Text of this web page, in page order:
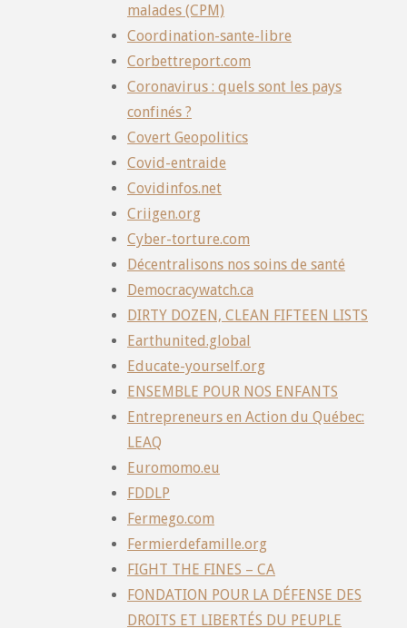
malades (CPM)
Coordination-sante-libre
Corbettreport.com
Coronavirus : quels sont les pays
confinés ?
Covert Geopolitics
Covid-entraide
Covidinfos.net
Criigen.org
Cyber-torture.com
Décentralisons nos soins de santé
Democracywatch.ca
DIRTY DOZEN, CLEAN FIFTEEN LISTS
Earthunited.global
Educate-yourself.org
ENSEMBLE POUR NOS ENFANTS
Entrepreneurs en Action du Québec:
LEAQ
Euromomo.eu
FDDLP
Fermego.com
Fermierdefamille.org
FIGHT THE FINES – CA
FONDATION POUR LA DÉFENSE DES
DROITS ET LIBERTÉS DU PEUPLE